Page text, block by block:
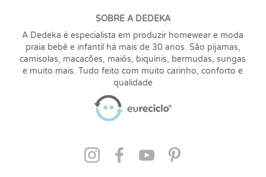
SOBRE A DEDEKA
A Dedeka é especialista em produzir homewear e moda
praia bebê e infantil há mais de 30 anos. São pijamas,
camisolas, macacões, maiôs, biquínis, bermudas, sungas
e muito mais. Tudo feito com muito carinho, conforto e
qualidade